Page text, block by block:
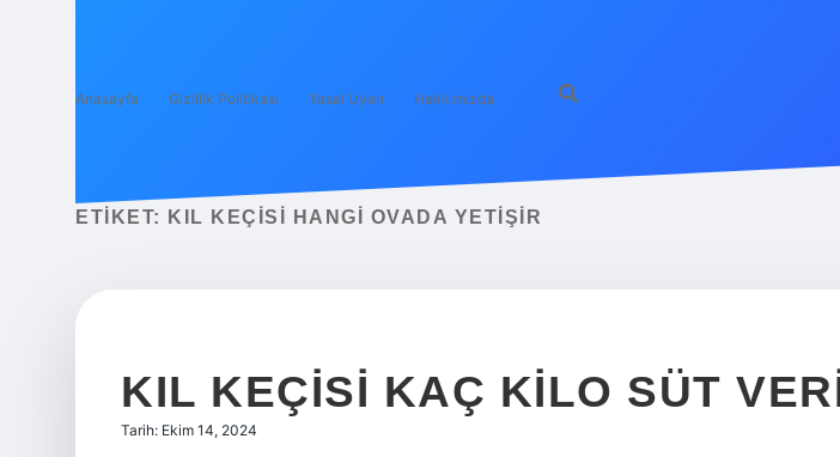
Anasayfa Gizlilik Politikası Yasal Uyarı Hakkımızda
ETIKET: KIL KEÇISI HANGI OVADA YETIŞIR
KIL KEÇISI KAÇ KILO SÜT
Tarih: Ekim 14, 2024